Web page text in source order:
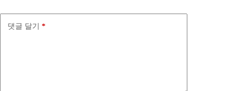
댓글 달기 *